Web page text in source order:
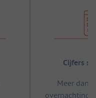
Cijfers
Meer dan